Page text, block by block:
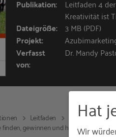
Publikation:
Leitfaden 4
Kreativität ist
Dateigröße: 3 MB (PDF)
Projekt:
Verfasst
von:
Dr. Mandy
Leitfaden 2016
gewinnen und halten
Hat
Wir